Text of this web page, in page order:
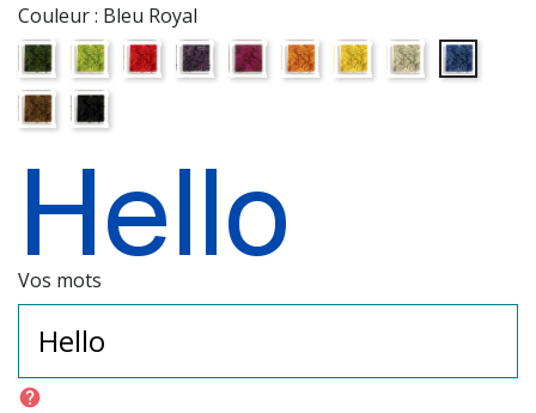
Couleur : Bleu Royal
Vert
Vert Citron
RougeViolet Rose OrangeJaune CrèmeBleu Royal
MarronNoir
Vos mots
help